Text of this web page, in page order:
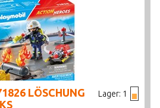
Lager: 1
LÖSCHUNG